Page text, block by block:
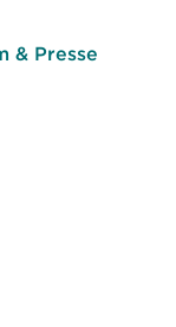
& Presse